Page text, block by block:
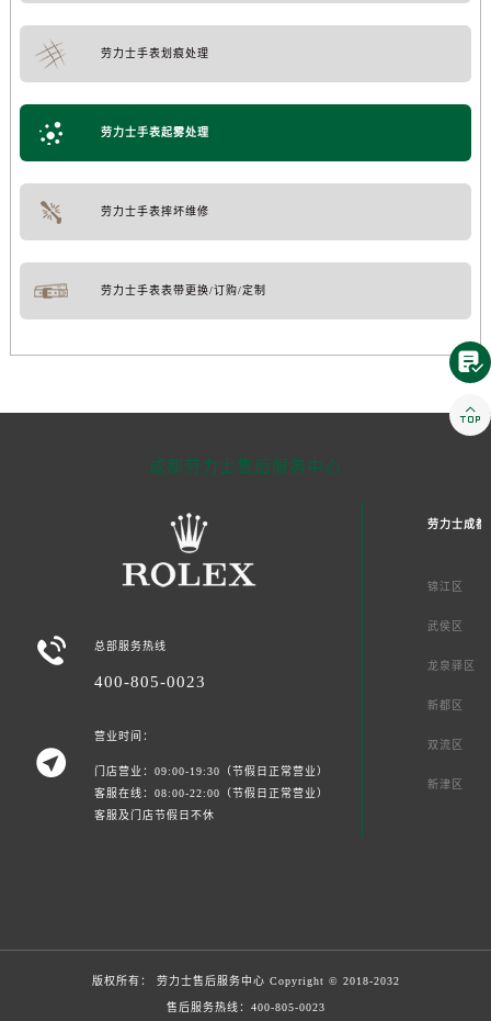
劳力士手表划痕处理
劳力士手表起雾处理
劳力士手表摔坏维修
劳力士手表表带更换/订购/定制
成都劳力士售后服务中心
 总部服务热线
400-805-0023

营业时间：
门店营业：09:00-19:30（节假日正常营业）
客服在线：08:00-22:00（节假日正常营业）
客服及门店节假日不休
劳力士成都
锦江区
武侯区
龙泉驿区
新都区
双流区
新津区
版权所有： 劳力士售后服务中心 Copyright © 2018-2032
售后服务热线： 400-805-0023

